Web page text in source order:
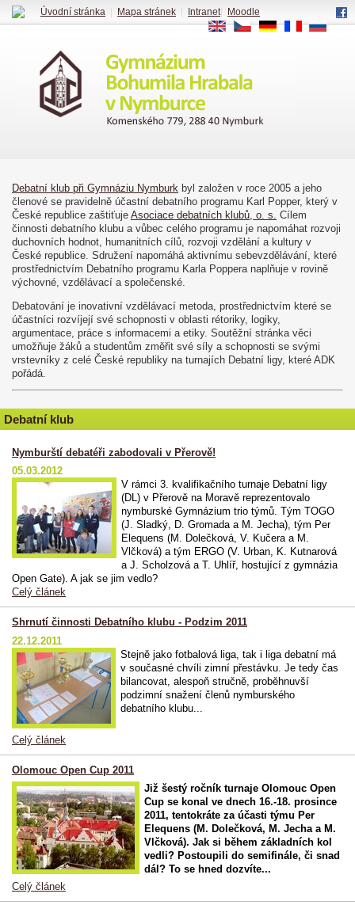
Debatní klub při Gymnáziu Nymburk byl založen v roce 2005 a jeho
členové se pravidelně účastní debatního programu Karl Popper, který v
České republice zaštiťuje Asociace debatních klubů, o. s. Cílem
činnosti debatního klubu a vůbec celého programu je napomáhat rozvoji
duchovních hodnot, humanitních cílů, rozvoji vzdělání a kultury v
České republice. Sdružení napomáhá aktivnímu sebevzdělávání, které
prostřednictvím Debatního programu Karla Poppera naplňuje v rovině
výchovné, vzdělávací a společenské.
Debatování je inovativní vzdělávací metoda, prostřednictvím které se
účastníci rozvíjejí své schopnosti v oblasti rétoriky, logiky,
argumentace, práce s informacemi a etiky. Soutěžní stránka věci
umožňuje žáků a studentům změřit své síly a schopnosti se svými
vrstevníky z celé České republiky na turnajích Debatní ligy, které ADK
pořádá.
Debatní klub
Nymburští debatéři zabodovali v Přerově!
05.03.2012
V rámci 3. kvalifikačního turnaje Debatní ligy
(DL) v Přerově na Moravě reprezentovalo
nymburské Gymnázium trio týmů. Tým TOGO
(J. Sladký, D. Gromada a M. Jecha), tým Per
Elequens (M. Dolečková, V. Kučera a M.
Vlčková) a tým ERGO (V. Urban, K. Kutnarová
a J. Scholzová a T. Uhlíř, hostující z gymnázia
Open Gate). A jak se jim vedlo?
Celý článek
Shrnutí činnosti Debatního klubu - Podzim 2011
22.12.2011
Stejně jako fotbalová liga, tak i liga debatní má
v současné chvíli zimní přestávku. Je tedy čas
bilancovat, alespoň stručně, proběhnuvší
podzimní snažení členů nymburského
debatního klubu...
Celý článek
Olomouc Open Cup 2011
Již šestý ročník turnaje Olomouc Open
Cup se konal ve dnech 16.-18. prosince
2011, tentokráte za účasti týmu Per
Elequens (M. Dolečková, M. Jecha a M.
Vlčková). Jak si během základních kol
vedli? Postoupili do semifinále, či snad
dál? To se hned dozvíte...
Celý článek
Úvodní stránka Mapa stránek Intranet|
Moodle
EN
CS DE FR RU